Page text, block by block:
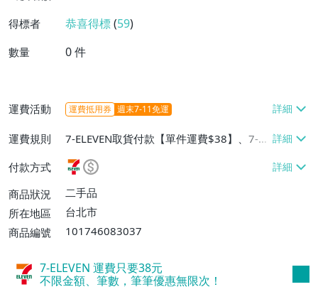
得標者 恭喜得標(59)
數量 0件
運費活動 運費抵用券 週末7-11免運
運費規則
7-ELEVEN取貨付款【單件運費$38】、7-EL
EVEN取貨不付款【單件運費$38】、郵局掛
號【單件運費$50】、面交/自取/不寄送
【免運費】
付款方式
商品狀況
二手品
所在地區
台北市
商品編號
101746083037
7-ELEVEN 運費只要38元
不限金額、筆數，筆筆優惠無限次！